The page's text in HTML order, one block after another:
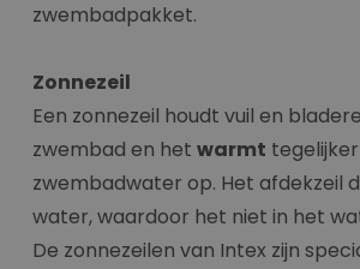
zwembadpakket.
Zonnezeil
Een zonnezeil houdt vuil en
zwembad en het warmt
zwembadwater op. Het afdekzeil
water, waardoor het niet in het
De zonnezeilen van Intex zijn